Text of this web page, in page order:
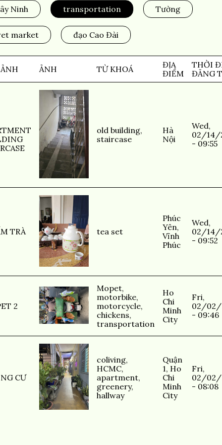
Ninh transportation Tường
market đạo Cao Đài
ẢNH TỪ KHOÁ
ĐỊA
ĐIỂM
THỜI
ĐĂNG
old building,
staircase
Hà
Nội
Wed,
02/14/
- 09:55
TRÀ tea set
Phúc
Yên,
Vĩnh
Phúc
Wed,
02/14/
- 09:52
2
Mopet,
motorbike,
motorcycle,
chickens,
transportation
Ho
Chi
Minh
City
Fri,
02/02/
- 09:46
CƯ
coliving,
HCMC,
apartment,
greenery,
hallway
Quận
1, Ho
Chi
Minh
City
Fri,
02/02/
- 08:08